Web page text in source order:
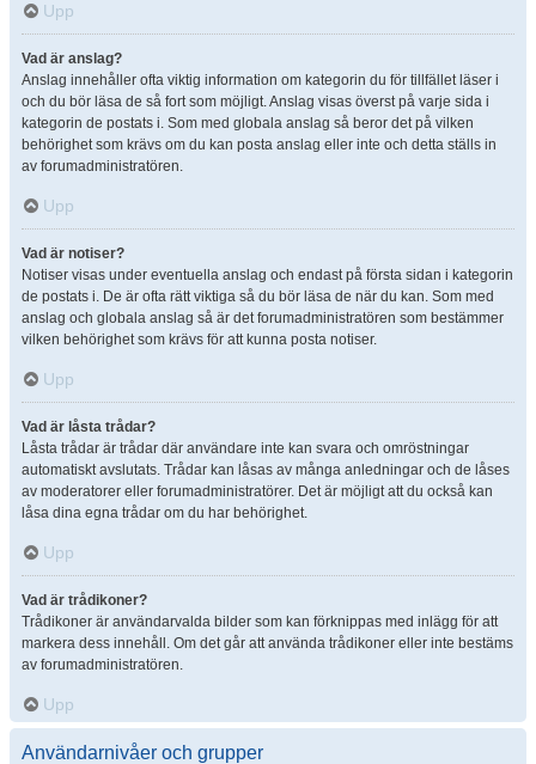
Upp
Vad är anslag?
Anslag innehåller ofta viktig information om kategorin du för tillfället läser i
och du bör läsa de så fort som möjligt. Anslag visas överst på varje sida i
kategorin de postats i. Som med globala anslag så beror det på vilken
behörighet som krävs om du kan posta anslag eller inte och detta ställs in
av forumadministratören.
Upp
Vad är notiser?
Notiser visas under eventuella anslag och endast på första sidan i kategorin
de postats i. De är ofta rätt viktiga så du bör läsa de när du kan. Som med
anslag och globala anslag så är det forumadministratören som bestämmer
vilken behörighet som krävs för att kunna posta notiser.
Upp
Vad är låsta trådar?
Låsta trådar är trådar där användare inte kan svara och omröstningar
automatiskt avslutats. Trådar kan låsas av många anledningar och de låses
av moderatorer eller forumadministratörer. Det är möjligt att du också kan
låsa dina egna trådar om du har behörighet.
Upp
Vad är trådikoner?
Trådikoner är användarvalda bilder som kan förknippas med inlägg för att
markera dess innehåll. Om det går att använda trådikoner eller inte bestäms
av forumadministratören.
Upp
Användarnivåer och grupper